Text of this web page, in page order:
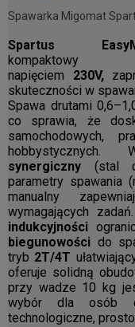
Spawarka Migomat
Spartus
napięciem 230V,
skuteczności w
Spawa drutami
co sprawia, że
samochodowych,
synergiczny (stal
parametry spawania
manualny
wymagających
indukcyjności
biegunowości do
tryb 2T/4T
oferuje solidną
przy wadze 10 kg
wybór dla osób
technologiczne,